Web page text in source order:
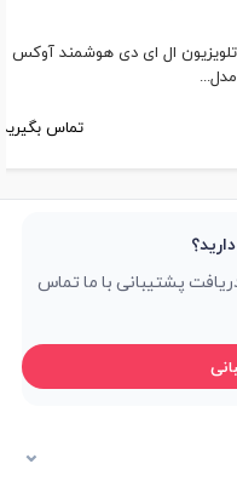
تلویزیون ال ای دی هوشمند آوکس
مدل...
تماس بگیرید
پشتیبانی با ما تماس